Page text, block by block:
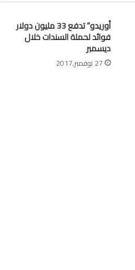
أوريدو” تدفع 33 مليون دولار
فوائد لحملة السندات خلال
ديسمبر
27 نوفمبر,2017